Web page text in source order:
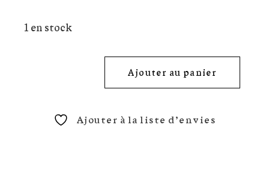
1 en stock
Ajouter au panier
Ajouter à la liste d’envies